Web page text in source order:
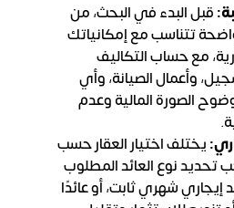
قبل البدء في البحث، من
تتناسب مع إمكانياتك
مع حساب التكاليف
وأعمال الصيانة، وأي
الصورة المالية وعدم
يختلف اختيار العقار حسب
تحديد نوع العائد المطلوب
إيجاري شهري ثابت، أو عائدًا